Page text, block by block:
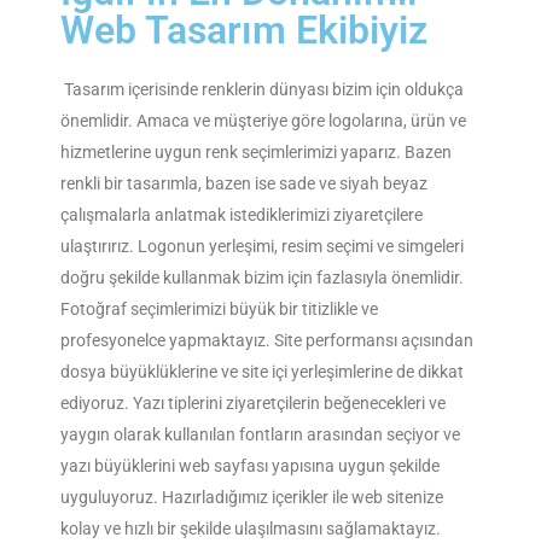
Web Tasarım Ekibiyiz
Tasarım içerisinde renklerin dünyası bizim için oldukça
önemlidir. Amaca ve müşteriye göre logolarına, ürün ve
hizmetlerine uygun renk seçimlerimizi yaparız. Bazen
renkli bir tasarımla, bazen ise sade ve siyah beyaz
çalışmalarla anlatmak istediklerimizi ziyaretçilere
ulaştırırız. Logonun yerleşimi, resim seçimi ve simgeleri
doğru şekilde kullanmak bizim için fazlasıyla önemlidir.
Fotoğraf seçimlerimizi büyük bir titizlikle ve
profesyonelce yapmaktayız. Site performansı açısından
dosya büyüklüklerine ve site içi yerleşimlerine de dikkat
ediyoruz. Yazı tiplerini ziyaretçilerin beğenecekleri ve
yaygın olarak kullanılan fontların arasından seçiyor ve
yazı büyüklerini web sayfası yapısına uygun şekilde
uyguluyoruz. Hazırladığımız içerikler ile web sitenize
kolay ve hızlı bir şekilde ulaşılmasını sağlamaktayız.